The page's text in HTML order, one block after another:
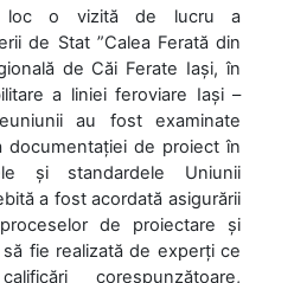
loc o vizită de lucru a
de Stat ”Calea Ferată din
de Căi Ferate Iași, în
a liniei feroviare Iași –
au fost examinate
documentației de proiect în
și standardele Uniunii
a fost acordată asigurării
de proiectare și
fie realizată de experți ce
corespunzătoare,